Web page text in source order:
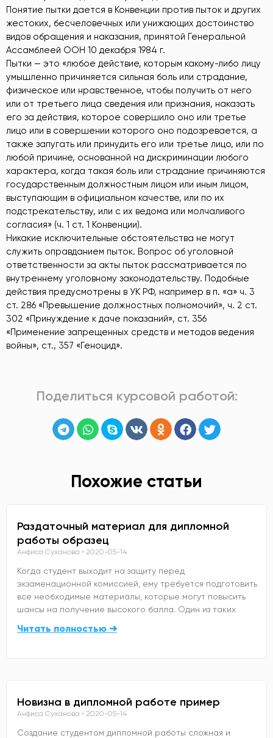
Понятие пытки дается в Конвенции против пыток и других
жестоких, бесчеловечных или унижающих достоинство
видов обращения и наказания, принятой Генеральной
Ассамблеей ООН 10 декабря 1984 г.
Пытки — это «любое действие, которым какому-либо лицу
умышленно причиняется сильная боль или страдание,
физическое или нравственное, чтобы получить от него
или от третьего лица сведения или признания, наказать
его за действия, которое совершило оно или третье
лицо или в совершении которого оно подозревается, а
также запугать или принудить его или третье лицо, или по
любой причине, основанной на дискриминации любого
характера, когда такая боль или страдание причиняются
государственным должностным лицом или иным лицом,
выступающим в официальном качестве, или по их
подстрекательству, или с их ведома или молчаливого
согласия» (ч. 1 ст. 1 Конвенции).
Никакие исключительные обстоятельства не могут
служить оправданием пыток. Вопрос об уголовной
ответственности за акты пыток рассматривается по
внутреннему уголовному законодательству. Подобные
действия предусмотрены в УК РФ, например в п. «а» ч. 3
ст. 286 «Превышение должностных полномочий», ч. 2 ст.
302 «Принуждение к даче показаний», ст. 356
«Применение запрещенных средств и методов ведения
войны», ст., 357 «Геноцид».
Поделиться курсовой работой:
Похожие статьи
Раздаточный материал для дипломной
работы образец
Анфиса Суханова 2020-05-14
Когда студент выходит на защиту перед
экзаменационной комиссией, ему требуется подготовить
все необходимые материалы, которые могут повысить
шансы на получение высокого балла. Один из таких
Читать полностью ➜
Новизна в дипломной работе пример
Анфиса Суханова 2020-05-14
Создание студентом дипломной работы сложная и